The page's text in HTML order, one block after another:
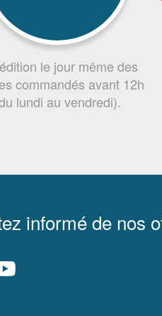
le jour même des
commandés avant 12h
lundi au vendredi).
informé de nos